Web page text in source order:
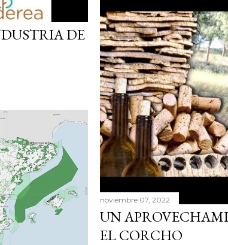
DE
noviembre 07, 2022
UN
EL CORCHO